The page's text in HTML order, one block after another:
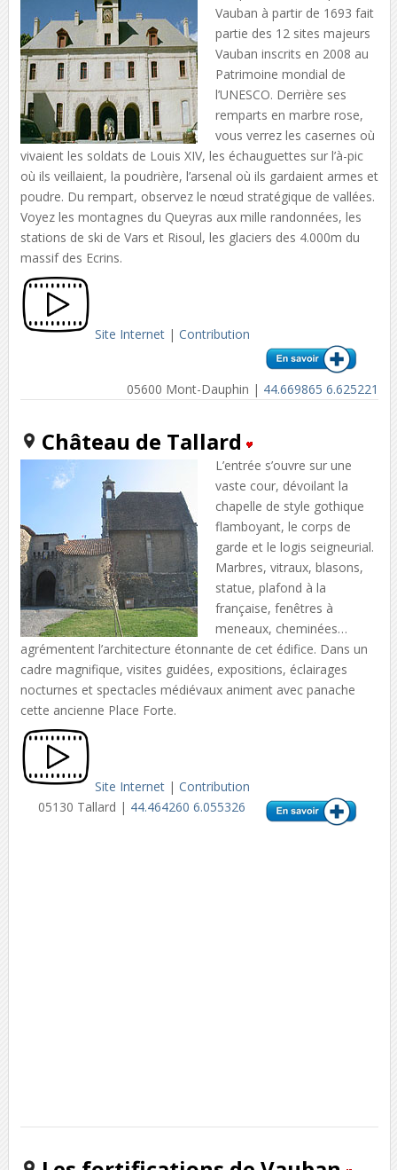
Vauban à partir de 1693 fait
partie des 12 sites majeurs
Vauban inscrits en 2008 au
Patrimoine mondial de
l’UNESCO. Derrière ses
remparts en marbre rose,
vous verrez les casernes où
vivaient les soldats de Louis XIV, les échauguettes sur l’à-pic
où ils veillaient, la poudrière, l’arsenal où ils gardaient armes et
poudre. Du rempart, observez le nœud stratégique de vallées.
Voyez les montagnes du Queyras aux mille randonnées, les
stations de ski de Vars et Risoul, les glaciers des 4.000m du
massif des Ecrins.
Site Internet| Contribution
05600 Mont-Dauphin | 44.669865 6.625221
Château de Tallard
L’entrée s’ouvre sur une
vaste cour, dévoilant la
chapelle de style gothique
flamboyant, le corps de
garde et le logis seigneurial.
Marbres, vitraux, blasons,
statue, plafond à la
française, fenêtres à
meneaux, cheminées…
agrémentent l’architecture étonnante de cet édifice. Dans un
cadre magnifique, visites guidées, expositions, éclairages
nocturnes et spectacles médiévaux animent avec panache
cette ancienne Place Forte.
Site Internet| Contribution
05130 Tallard | 44.464260 6.055326